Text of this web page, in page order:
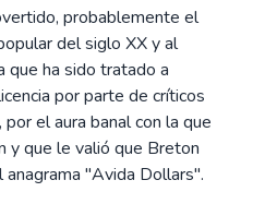
probablemente el
del siglo XX y al
que ha sido tratado a
por parte de críticos
el aura banal con la que
y que le valió que Breton
anagrama "Avida Dollars".